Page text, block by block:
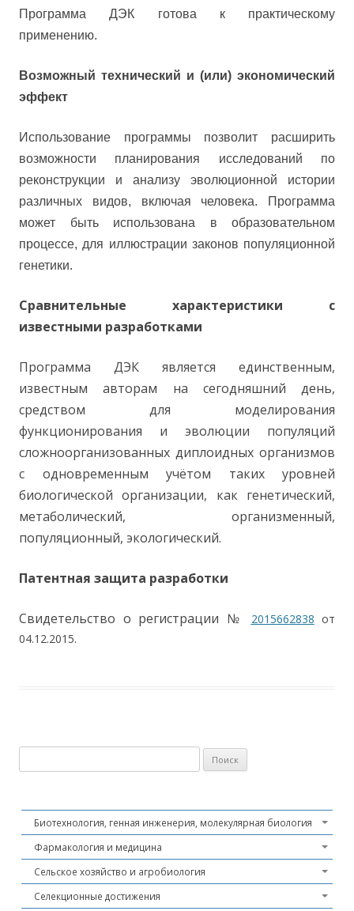
Программа ДЭК готова к практическому
применению.
Возможный технический и (или) экономический
эффект
Использование программы позволит расширить
возможности планирования исследований по
реконструкции и анализу эволюционной истории
различных видов, включая человека. Программа
может быть использована в образовательном
процессе, для иллюстрации законов популяционной
генетики.
Сравнительные характеристики с
известными разработками
Программа ДЭК является единственным,
известным авторам на сегодняшний день,
средством для моделирования
функционирования и эволюции популяций
сложноорганизованных диплоидных организмов
с одновременным учётом таких уровней
биологической организации, как генетический,
метаболический, организменный,
популяционный, экологический.
Патентная защита разработки
Свидетельство о регистрации № 2015662838 от
04.12.2015.
Биотехнология, генная инженерия, молекулярная биология
Фармакология и медицина
Сельское хозяйство и агробиология
Селекционные достижения